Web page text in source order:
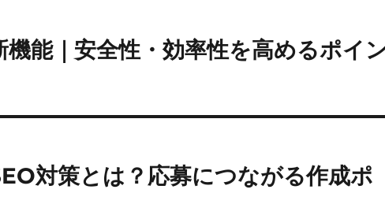
能｜安全性・効率性を高めるポイ
対策とは？応募につながる作成ポ